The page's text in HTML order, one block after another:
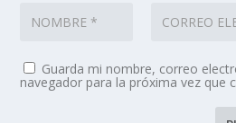
Guarda mi nombre, correo
navegador para la próxima vez que